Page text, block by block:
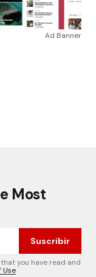
Ad Banner
Most
Suscribir
you have read and
Use